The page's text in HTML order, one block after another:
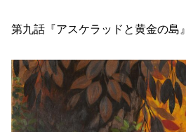
第九話『アスケラッドと黄金の島』